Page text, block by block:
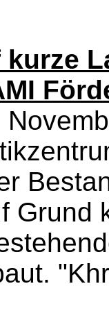
kurze
Grund